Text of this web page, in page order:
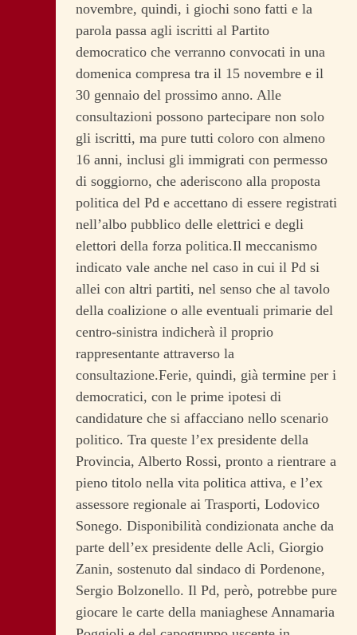
novembre, quindi, i giochi sono fatti e la
parola passa agli iscritti al Partito
democratico che verranno convocati in una
domenica compresa tra il 15 novembre e il
30 gennaio del prossimo anno. Alle
consultazioni possono partecipare non solo
gli iscritti, ma pure tutti coloro con almeno
16 anni, inclusi gli immigrati con permesso
di soggiorno, che aderiscono alla proposta
politica del Pd e accettano di essere registrati
nell’albo pubblico delle elettrici e degli
elettori della forza politica.Il meccanismo
indicato vale anche nel caso in cui il Pd si
allei con altri partiti, nel senso che al tavolo
della coalizione o alle eventuali primarie del
centro-sinistra indicherà il proprio
rappresentante attraverso la
consultazione.Ferie, quindi, già termine per i
democratici, con le prime ipotesi di
candidature che si affacciano nello scenario
politico. Tra queste l’ex presidente della
Provincia, Alberto Rossi, pronto a rientrare a
pieno titolo nella vita politica attiva, e l’ex
assessore regionale ai Trasporti, Lodovico
Sonego. Disponibilità condizionata anche da
parte dell’ex presidente delle Acli, Giorgio
Zanin, sostenuto dal sindaco di Pordenone,
Sergio Bolzonello. Il Pd, però, potrebbe pure
giocare le carte della maniaghese Annamaria